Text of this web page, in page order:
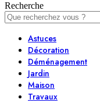
Recherche
Astuces
Décoration
Déménagement
Jardin
Maison
Travaux